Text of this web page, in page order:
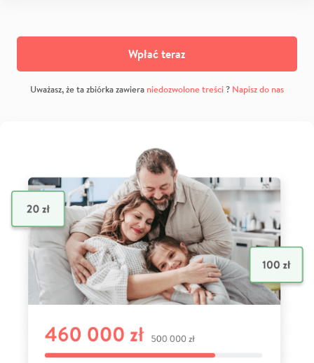
Wpłać teraz
Uważasz, że ta zbiórka zawiera niedozwolone treści? Napisz do nas